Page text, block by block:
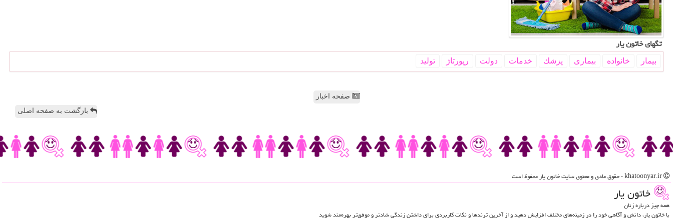
تگهای خاتون یار
بیمار خانواده بیماری پزشك خدمات دولت رپورتاژ تولید
صفحه اخبار
بازگشت به صفحه اصلی
خاتون یار
همه چیز درباره زنان
با خاتون یار، دانش و آگاهی خود را در زمینه‌های مختلف افزایش دهید و از آخرین ترندها و نکات کاربردی برای داشتن زندگی شادتر و موفق‌تر بهره‌مند شوید